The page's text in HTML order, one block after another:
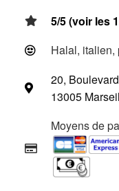
5/5 (voir les
Halal, italien,
20,
13005
Moyens de